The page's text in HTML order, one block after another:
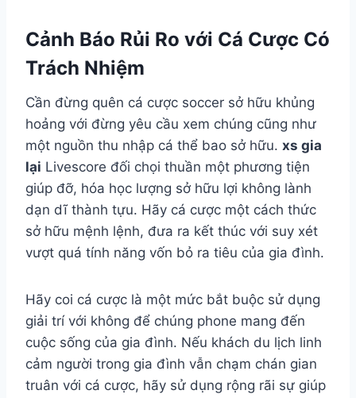
Cảnh Báo Rủi Ro với Cá Cược Có
Trách Nhiệm
Cần đừng quên cá cược soccer sở hữu khủng
hoảng với đừng yêu cầu xem chúng cũng như
một nguồn thu nhập cá thể bao sở hữu. xs gia
lại Livescore đối chọi thuần một phương tiện
giúp đỡ, hóa học lượng sở hữu lợi không lành
dạn dĩ thành tựu. Hãy cá cược một cách thức
sở hữu mệnh lệnh, đưa ra kết thúc với suy xét
vượt quá tính năng vốn bỏ ra tiêu của gia đình.
Hãy coi cá cược là một mức bắt buộc sử dụng
giải trí với không để chúng phone mang đến
cuộc sống của gia đình. Nếu khách du lịch linh
cảm người trong gia đình vẫn chạm chán gian
truân với cá cược, hãy sử dụng rộng rãi sự giúp